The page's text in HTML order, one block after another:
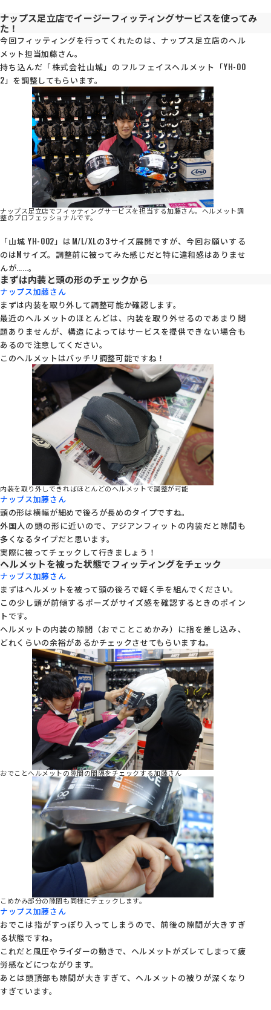
ナップス足立店でイージーフィッティングサービスを使ってみ
た！
今回フィッティングを行ってくれたのは、ナップス足立店のヘル
メット担当加藤さん。
持ち込んだ「株式会社山城」のフルフェイスヘルメット「YH-00
2」を調整してもらいます。
ナップス足立店でフィッティングサービスを担当する加藤さん。ヘルメット調
整のプロフェッショナルです。
「山城 YH-002」はM/L/XLの3サイズ展開ですが、今回お願いする
のはMサイズ。調整前に被ってみた感じだと特に違和感はありませ
んが……。
まずは内装と頭の形のチェックから
ナップス加藤さん
まずは内装を取り外して調整可能か確認します。
最近のヘルメットのほとんどは、内装を取り外せるのであまり問
題ありませんが、構造によってはサービスを提供できない場合も
あるので注意してください。
このヘルメットはバッチリ調整可能ですね！
内装を取り外しできればほとんどのヘルメットで調整が可能
ナップス加藤さん
頭の形は横幅が細めで後ろが長めのタイプですね。
外国人の頭の形に近いので、アジアンフィットの内装だと隙間も
多くなるタイプだと思います。
実際に被ってチェックして行きましょう！
ヘルメットを被った状態でフィッティングをチェック
ナップス加藤さん
まずはヘルメットを被って頭の後ろで軽く手を組んでください。
この少し頭が前傾するポーズがサイズ感を確認するときのポイン
トです。
ヘルメットの内装の隙間（おでことこめかみ）に指を差し込み、
どれくらいの余裕があるかチェックさせてもらいますね。
おでことヘルメットの隙間の間隔をチェックする加藤さん
こめかみ部分の隙間も同様にチェックします。
ナップス加藤さん
おでこは指がすっぽり入ってしまうので、前後の隙間が大きすぎ
る状態ですね。
これだと風圧やライダーの動きで、ヘルメットがズレてしまって疲
労感などにつながります。
あとは頭頂部も隙間が大きすぎて、ヘルメットの被りが深くなり
すぎています。